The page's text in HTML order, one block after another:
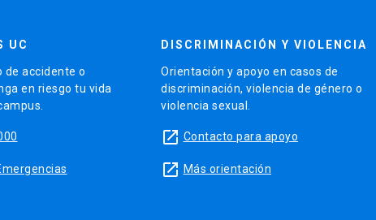
UC
de accidente o
en riesgo tu vida
DISCRIMINACIÓN Y VIOLENCIA
Orientación y apoyo en casos de
discriminación, violencia de género o
violencia sexual.
launch Contacto para apoyo
launch Más orientación